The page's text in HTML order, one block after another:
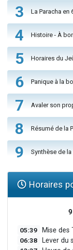
3 La Paracha en
4 Histoire - À
5 Horaires du
6 Panique à la
7 Avaler son
8 Résumé de la
9 Synthèse de
Horaires
05:39 Mise des
06:38 Lever du